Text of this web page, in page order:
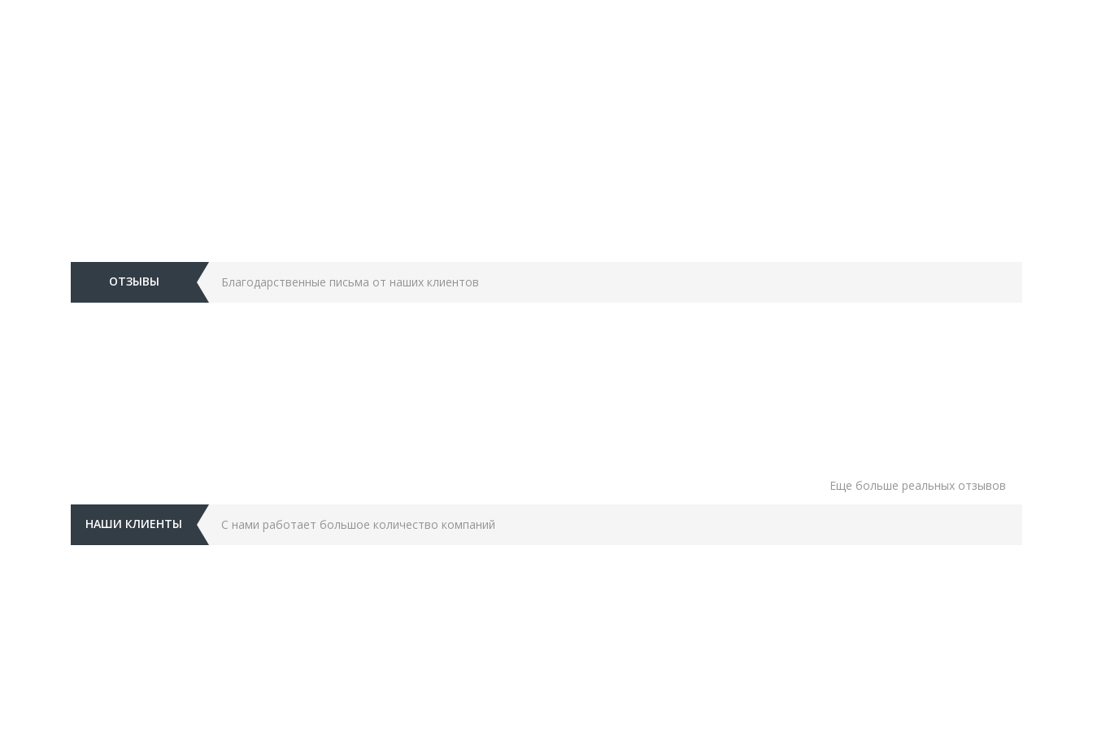
ОТЗЫВЫ Благодарственные письма от наших клиентов
Еще больше реальных отзывов
НАШИ КЛИЕНТЫ С нами работает большое количество компаний